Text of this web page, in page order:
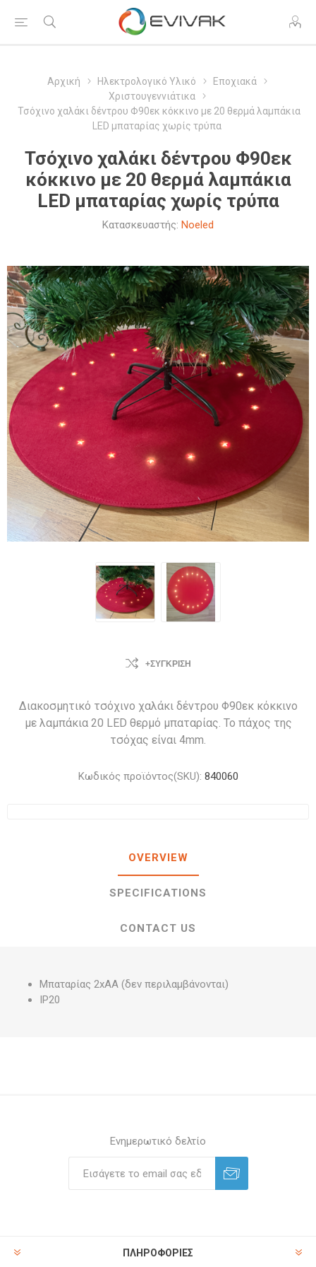
Αρχική Ηλεκτρολογικό Υλικό
Εποχιακά
Χριστουγεννιάτικα
Τσόχινο χαλάκι δέντρου Φ90εκ κόκκινο με 20 θερμά λαμπάκια
LED μπαταρίας χωρίς τρύπα
Τσόχινο χαλάκι δέντρου Φ90εκ
κόκκινο με 20 θερμά λαμπάκια
LED μπαταρίας χωρίς τρύπα
Κατασκευαστής: Noeled
+ΣΎΓΚΡΙΣΗ
Διακοσμητικό τσόχινο χαλάκι δέντρου Φ90εκ κόκκινο
με λαμπάκια 20 LED θερμό μπαταρίας. Το πάχος της
τσόχας είναι 4mm.
Κωδικός προϊόντος(SKU): 840060
OVERVIEW
SPECIFICATIONS
CONTACT US
Μπαταρίας 2xAA (δεν περιλαμβάνονται)
IP20
Ενημερωτικό δελτίο
ΠΛΗΡΟΦΟΡΊΕΣ